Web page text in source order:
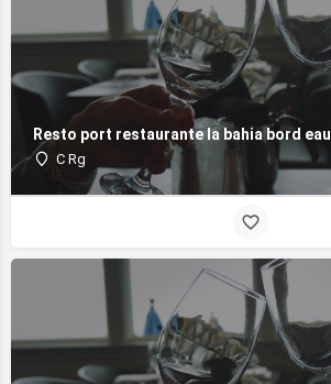
Resto port restaurante la bahia bord eau
C Rg